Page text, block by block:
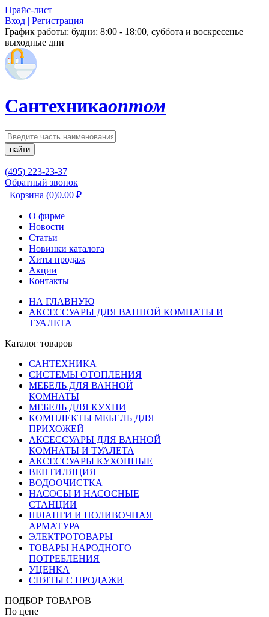
Прайс-лист
Вход | Регистрация
График работы: будни: 8:00 - 18:00, суббота и воскресенье
выходные дни
Сантехникаоптом
найти
(495) 223-23-37
Обратный звонок
Корзина (0)0.00 ₽
О фирме
Новости
Статьи
Новинки каталога
Хиты продаж
Акции
Контакты
НА ГЛАВНУЮ
АКСЕССУАРЫ ДЛЯ ВАННОЙ КОМНАТЫ И
ТУАЛЕТА
Каталог товаров
САНТЕХНИКА
СИСТЕМЫ ОТОПЛЕНИЯ
МЕБЕЛЬ ДЛЯ ВАННОЙ
КОМНАТЫ
МЕБЕЛЬ ДЛЯ КУХНИ
КОМПЛЕКТЫ МЕБЕЛЬ ДЛЯ
ПРИХОЖЕЙ
АКСЕССУАРЫ ДЛЯ ВАННОЙ
КОМНАТЫ И ТУАЛЕТА
АКСЕССУАРЫ КУХОННЫЕ
ВЕНТИЛЯЦИЯ
ВОДООЧИСТКА
НАСОСЫ И НАСОСНЫЕ
СТАНЦИИ
ШЛАНГИ И ПОЛИВОЧНАЯ
АРМАТУРА
ЭЛЕКТРОТОВАРЫ
ТОВАРЫ НАРОДНОГО
ПОТРЕБЛЕНИЯ
УЦЕНКА
СНЯТЫ С ПРОДАЖИ
ПОДБОР ТОВАРОВ
По цене